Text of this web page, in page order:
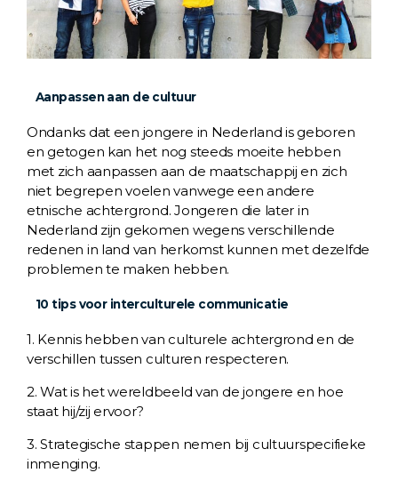
Aanpassen aan de cultuur
Ondanks dat een jongere in Nederland is geboren
en getogen kan het nog steeds moeite hebben
met zich aanpassen aan de maatschappij en zich
niet begrepen voelen vanwege een andere
etnische achtergrond. Jongeren die later in
Nederland zijn gekomen wegens verschillende
redenen in land van herkomst kunnen met dezelfde
problemen te maken hebben.
10 tips voor interculturele communicatie
1. Kennis hebben van culturele achtergrond en de
verschillen tussen culturen respecteren.
2. Wat is het wereldbeeld van de jongere en hoe
staat hij/zij ervoor?
3. Strategische stappen nemen bij cultuurspecifieke
inmenging.